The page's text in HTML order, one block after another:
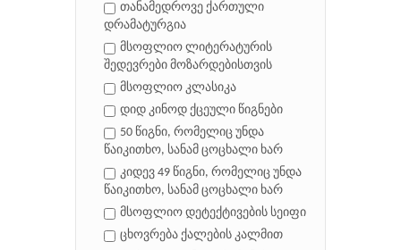
თანამედროვე ქართული
დრამატურგია
მსოფლიო ლიტერატურის
შედევრები მოზარდებისთვის
მსოფლიო კლასიკა
დიდ კინოდ ქცეული წიგნები
50 წიგნი, რომელიც უნდა
წაიკითხო, სანამ ცოცხალი ხარ
კიდევ 49 წიგნი, რომელიც უნდა
წაიკითხო, სანამ ცოცხალი ხარ
მსოფლიო დეტექტივების სეიფი
ცხოვრება ქალების კალმით